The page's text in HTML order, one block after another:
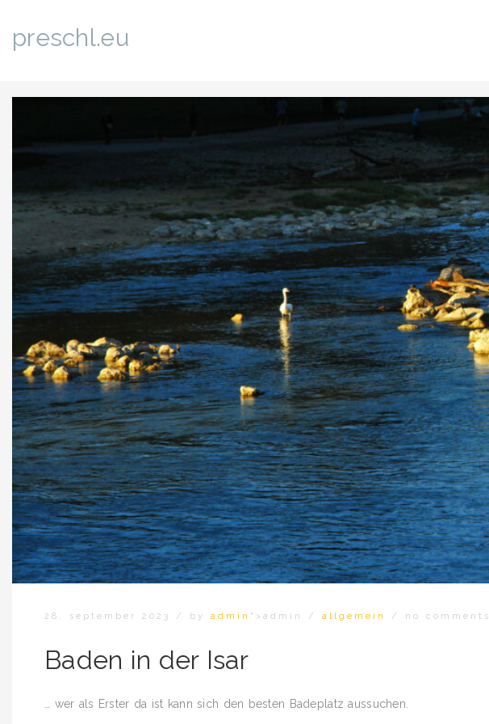
preschl.eu
28. september 2023 / by admin ">admin / allgemein / no comments
Baden in der Isar
… wer als Erster da ist kann sich den besten Badeplatz aussuchen.